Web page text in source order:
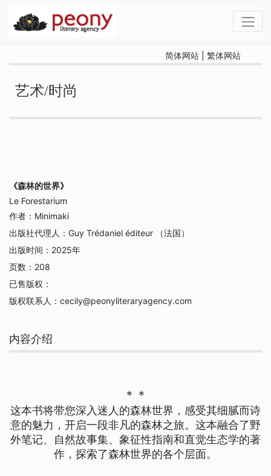
简体网站 繁体网站
艺术/时尚
《森林的世界》
Le Forestarium
作者： Minimaki
出版社代理人： Guy Trédaniel éditeur （法国）
出版时间： 2025年
页数： 208
已售版权：
版权联系人： cecily@peonyliteraryagency.com
内容介绍
＊＊
这本书将带您深入迷人的森林世界，感受其细腻而诗
意的魅力，开启一段非凡的森林之旅。这本融合了野
外笔记、自然故事集、象征性指南和直觉生态学的著
作，探索了森林世界的各个层面。